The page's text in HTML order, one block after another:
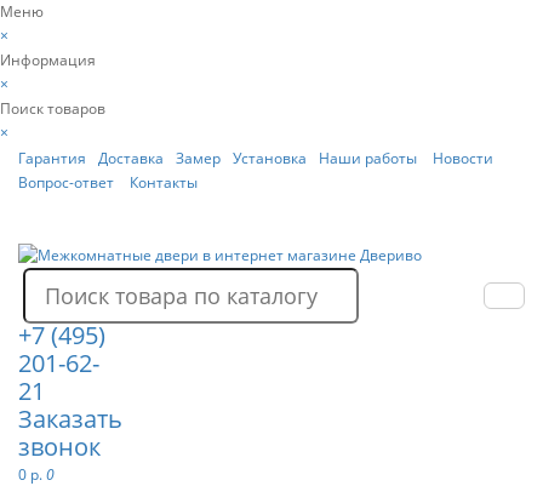
Меню
×
Информация
×
Поиск товаров
×
Гарантия
Доставка Замер Установка Наши работы
Новости
Вопрос-ответ
Контакты
+7 (495)
201-62-
21
Заказать
звонок
0 р.0